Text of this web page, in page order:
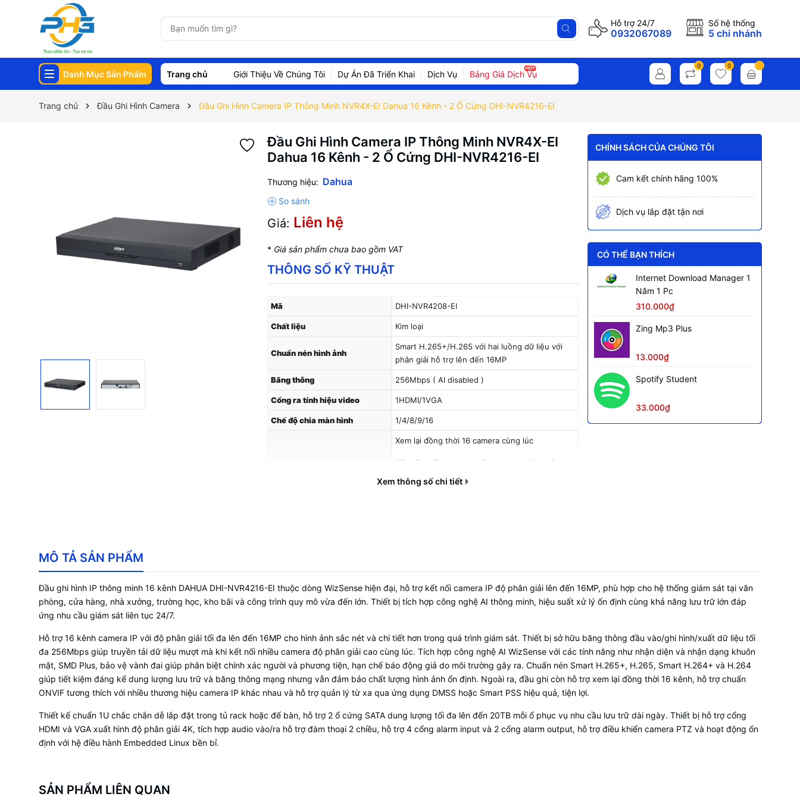
Hỗ trợ 24/7
0932067089
Số hệ thống
5 chi nhánh
Danh Mục Sản Phẩm Trang chủ Giới Thiệu Về Chúng Tôi Dự Án Đã Triển Khai Dịch Vụ Bảng Giá Dịch Vụ
0 0
Trang chủ Đầu Ghi Hình Camera Đầu Ghi Hình Camera IP Thông Minh NVR4X-EI Dahua 16 Kênh - 2 Ổ Cứng DHI-NVR4216-EI
Đầu Ghi Hình Camera IP Thông Minh NVR4X-EI
Dahua 16 Kênh - 2 Ổ Cứng DHI-NVR4216-EI
Thương hiệu: Dahua
Giá: Liên hệ
* Giá sản phẩm chưa bao gồm VAT
THÔNG SỐ KỸ THUẬT
Mã DHI-NVR4208-EI
Chất liệu Kim loại
Chuẩn nén hình ảnh
Smart H.265+/H.265 với hai luồng dữ liệu với
phân giải hỗ trợ lên đến 16MP
Băng thông 256Mbps ( AI disabled )
Cổng ra tính hiệu video 1HDMI/1VGA
Chế độ chia màn hình 1/4/8/9/16
Hỗ trợ
Xem lại đồng thời 16 camera cùng lúc
Kết nối nhiều thương hiệu camera với chuẩn
tương thích ONVIF 22.06
• Các tính năng thông minh AI:
kênh AI bởi Camera
+ Phát hiện khuôn mặt: 1 kênh AI bởi đầu ghi
hoặc 8 kênh AI bởi Camera (Có phân tích thuộc
tính khuôn mặt)
camera + nhận diện bằng đầu ghi (FR by NVR)
hoặc 1 kênh Phát hiện bằng đầu ghi + nhận diện
Xem thông số chi tiết
CHÍNH SÁCH CỦA CHÚNG TÔI
Cam kết chính hãng 100%
Dịch vụ lắp đặt tận nơi
CÓ THỂ BẠN THÍCH
Internet Download Manager 1
Năm 1 Pc
310.000₫
Zing Mp3 Plus
13.000₫
Spotify Student
33.000₫
MÔ TẢ SẢN PHẨM
Đầu ghi hình IP thông minh 16 kênh DAHUA DHI-NVR4216-EI thuộc dòng WizSense hiện đại, hỗ trợ kết nối camera IP độ phân giải lên đến 16MP, phù hợp cho hệ thống giám sát tại văn
phòng, cửa hàng, nhà xưởng, trường học, kho bãi và công trình quy mô vừa đến lớn. Thiết bị tích hợp công nghệ AI thông minh, hiệu suất xử lý ổn định cùng khả năng lưu trữ lớn đáp
ứng nhu cầu giám sát liên tục 24/7.
Hỗ trợ 16 kênh camera IP với độ phân giải tối đa lên đến 16MP cho hình ảnh sắc nét và chi tiết hơn trong quá trình giám sát. Thiết bị sở hữu băng thông đầu vào/ghi hình/xuất dữ liệu tối
đa 256Mbps giúp truyền tải dữ liệu mượt mà khi kết nối nhiều camera độ phân giải cao cùng lúc. Tích hợp công nghệ AI WizSense với các tính năng như nhận diện và nhận dạng khuôn
mặt, SMD Plus, bảo vệ vành đai giúp phân biệt chính xác người và phương tiện, hạn chế báo động giả do môi trường gây ra. Chuẩn nén Smart H.265+, H.265, Smart H.264+ và H.264
giúp tiết kiệm đáng kể dung lượng lưu trữ và băng thông mạng nhưng vẫn đảm bảo chất lượng hình ảnh ổn định. Ngoài ra, đầu ghi còn hỗ trợ xem lại đồng thời 16 kênh, hỗ trợ chuẩn
ONVIF tương thích với nhiều thương hiệu camera IP khác nhau và hỗ trợ quản lý từ xa qua ứng dụng DMSS hoặc Smart PSS hiệu quả, tiện lợi.
Thiết kế chuẩn 1U chắc chắn dễ lắp đặt trong tủ rack hoặc để bàn, hỗ trợ 2 ổ cứng SATA dung lượng tối đa lên đến 20TB mỗi ổ phục vụ nhu cầu lưu trữ dài ngày. Thiết bị hỗ trợ cổng
HDMI và VGA xuất hình độ phân giải 4K, tích hợp audio vào/ra hỗ trợ đàm thoại 2 chiều, hỗ trợ 4 cổng alarm input và 2 cổng alarm output, hỗ trợ điều khiển camera PTZ và hoạt động ổn
định với hệ điều hành Embedded Linux bền bỉ.
SẢN PHẨM LIÊN QUAN